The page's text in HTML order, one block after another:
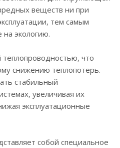
веществ ни при
тем самым
экологию.
что
снижению теплопотерь.
стабильный
увеличивая их
эксплуатационные
собой специальное